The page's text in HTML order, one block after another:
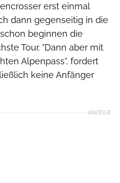
erst einmal
dann gegenseitig in die
beginnen die
Tour. "Dann aber mit
Alpenpass", fordert
keine Anfänger
ANZEIGE